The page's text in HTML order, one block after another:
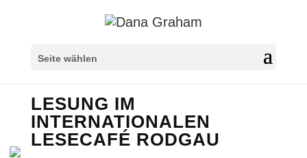
Seite wählen
LESUNG IM
INTERNATIONALEN
LESECAFÉ RODGAU
Überschriften markieren
settings
zoom_out Herauszoomen
zoom_in Vergrößern
Schrift verkleinern